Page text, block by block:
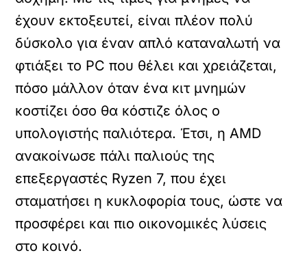
έχουν εκτοξευτεί, είναι πλέον πολύ
δύσκολο για έναν απλό καταναλωτή να
φτιάξει το PC που θέλει και χρειάζεται,
πόσο μάλλον όταν ένα κιτ μνημών
κοστίζει όσο θα κόστιζε όλος ο
υπολογιστής παλιότερα. Έτσι, η AMD
ανακοίνωσε πάλι παλιούς της
επεξεργαστές Ryzen 7, που έχει
σταματήσει η κυκλοφορία τους, ώστε να
προσφέρει και πιο οικονομικές λύσεις
στο κοινό.